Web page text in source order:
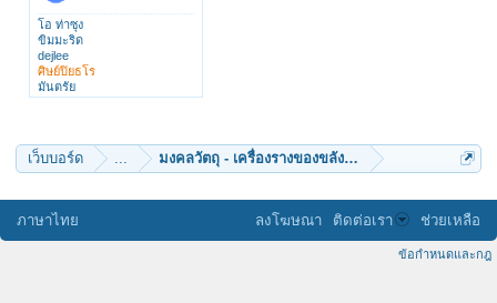
โอ ท่าซุง
ขิมมะริด
dejlee
ศิษย์ปิยธโร
มันตรัย
FinalRebirth
namitta
พอชูเดช
เว็บบอร์ด ... มงคลวัตถุ - เครื่องรางของขลัง (๑๐)
ภาษาไทย ลงโฆษณา ติดต่อเรา ช่วยเหลือ
ข้อกำหนดและกฎ